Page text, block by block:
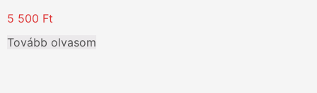
5 500 Ft
Tovább olvasom